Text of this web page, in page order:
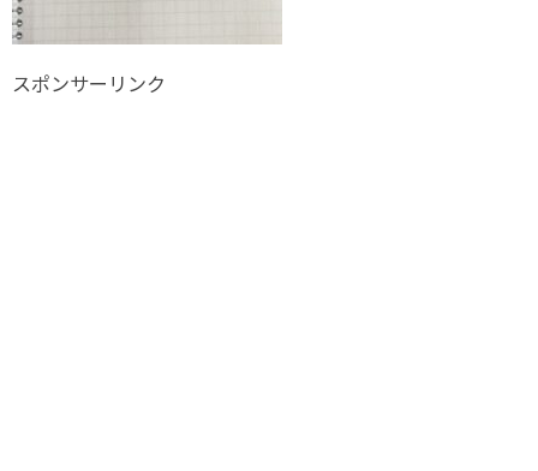
スポンサーリンク